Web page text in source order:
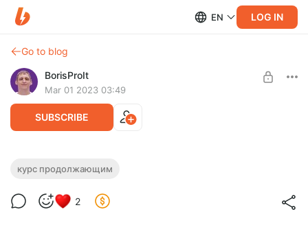
EN LOG IN
Go to blog
BorisProIt
Mar 01 2023 03:49
SUBSCRIBE
Этот инструмент меняет мышление
Про юнит тесты простыми словами. Почему его требуют на
собеседовании и как он увеличивает шанс найма на
курс продолжающим
2